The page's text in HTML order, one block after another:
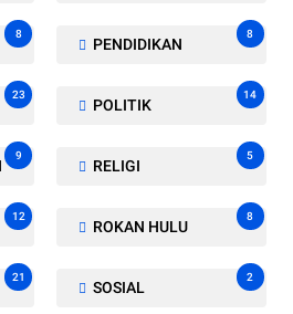
8
PENDIDIKAN
8
23
POLITIK
14
9
RELIGI
5
12
ROKAN HULU
8
21
SOSIAL
2